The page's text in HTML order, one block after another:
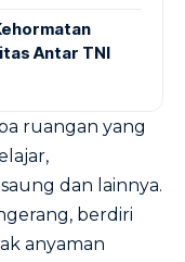
Antar TNI
ruangan yang
dan lainnya.
berdiri
anyaman